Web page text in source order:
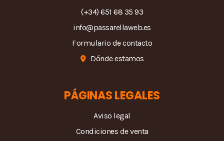
(+34) 651 68 35 93
info@passarellaweb.es
Formulario de contacto
Dónde estamos
PÁGINAS LEGALES
Aviso legal
Condiciones de venta